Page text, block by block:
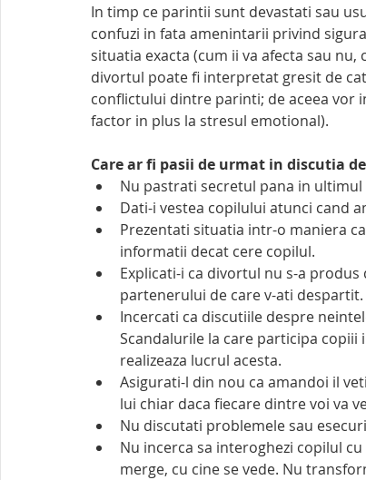
In timp ce parintii sunt devastati sau
confuzi in fata amenintarii privind
situatia exacta (cum ii va afecta sau
divortul poate fi interpretat gresit de
conflictului dintre parinti; de aceea vor
factor in plus la stresul emotional).
Care ar fi pasii de urmat in discutia
Nu pastrati secretul pana in
Dati-i vestea copilului atunci cand
Prezentati situatia intr-o maniera
informatii decat cere copilul.
Explicati-i ca divortul nu s-a
partenerului de care v-ati despartit.
Incercati ca discutiile despre
Scandalurile la care participa
realizeaza lucrul acesta.
Asigurati-l din nou ca amandoi il
lui chiar daca fiecare dintre voi va
Nu discutati problemele sau
Nu incerca sa interoghezi copilul
merge, cu cine se vede. Nu